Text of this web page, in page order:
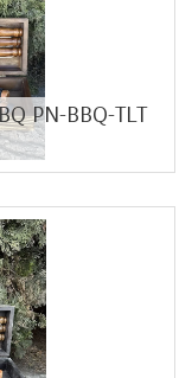
PN-BBQ-TLT